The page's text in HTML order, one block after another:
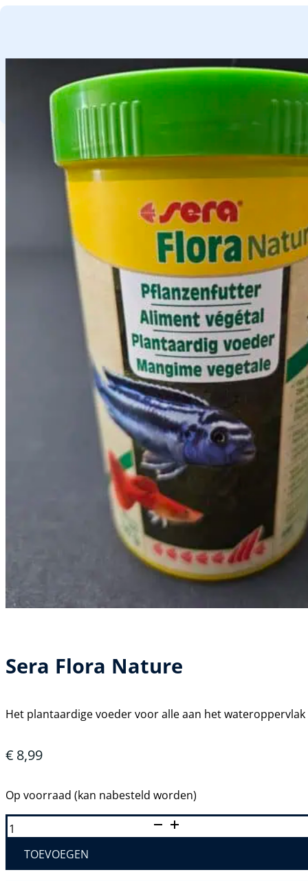
Sera Flora Nature
Het plantaardige voeder voor alle aan het
€ 8,99
Op voorraad (kan nabesteld worden)
SERA
FLORA
AANTAL
TOEVOEGEN